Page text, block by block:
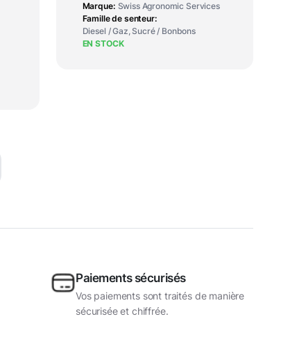
Marque Swiss Agronomic Services
Famille de senteur
Diesel / Gaz, Sucré / Bonbons
EN STOCK
Paiements sécurisés
Vos paiements sont traités de manière
sécurisée et chiffrée.